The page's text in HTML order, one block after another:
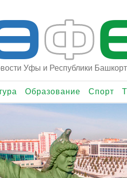
Ф
Уфы и Республики
Образование Спорт